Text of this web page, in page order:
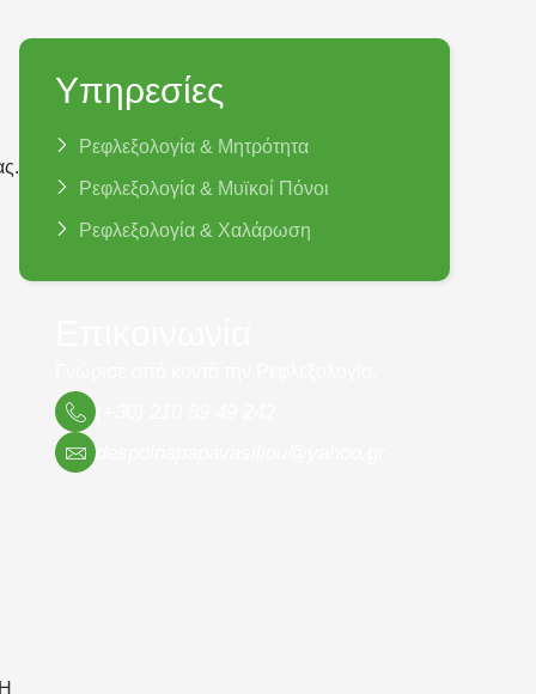
Υπηρεσίες
Ρεφλεξολογία & Μητρότητα
Ρεφλεξολογία & Μυϊκοί Πόνοι
Ρεφλεξολογία & Χαλάρωση